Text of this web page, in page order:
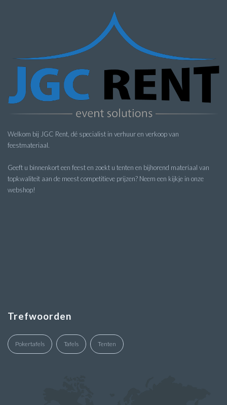
Welkom bij JGC Rent, dé specialist in verhuur en verkoop van
feestmateriaal.
Geeft u binnenkort een feest en zoekt u tenten en bijhorend materiaal van
topkwaliteit aan de meest competitieve prijzen? Neem een kijkje in onze
webshop!
Trefwoorden
Pokertafels Tafels Tenten